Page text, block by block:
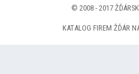
© 2008 - 2017
KATALOG FIREM ŽĎÁR